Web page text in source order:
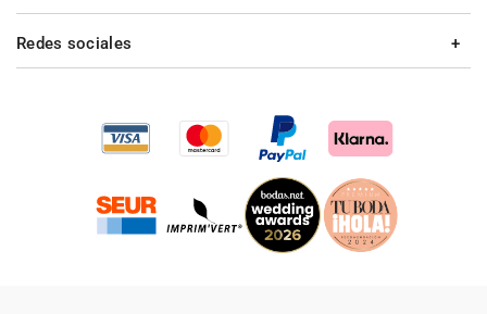
Redes sociales